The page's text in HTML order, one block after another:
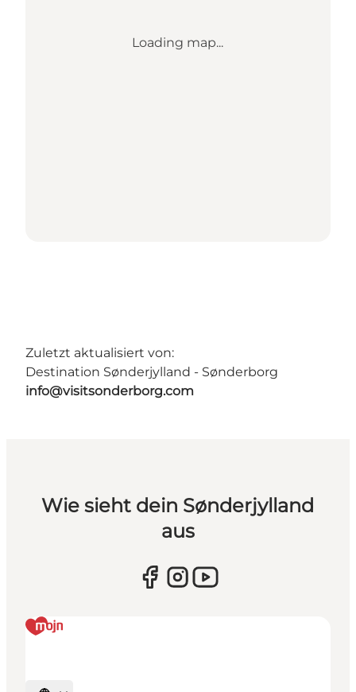
Loading map...
Zuletzt aktualisiert von:
Destination Sønderjylland - Sønderborg
info@visitsonderborg.com
Wie sieht dein Sønderjylland
aus